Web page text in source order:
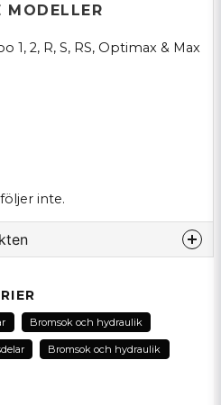
MODELLER
1, 2, R, S, RS, Optimax & Max
inte.
Bromsok och hydraulik
Bromsok och hydraulik